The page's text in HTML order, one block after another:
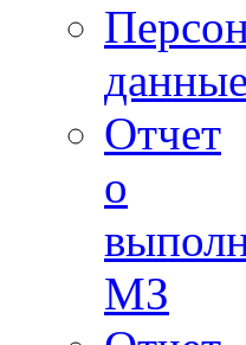
данные
Отчет
о
МЗ